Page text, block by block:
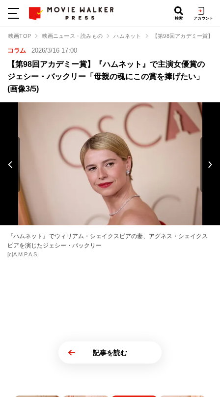
検索 アカウント
映画TOP 映画ニュース・読みもの ハムネット 【第98回アカデミー賞】
コラム 2026/3/16 17:00
【第98回アカデミー賞】『ハムネット』で主演女優賞の
ジェシー・バックリー「母親の魂にこの賞を捧げたい」
(画像3/5)
『ハムネット』でウィリアム・シェイクスピアの妻、アグネス・シェイクス
ピアを演じたジェシー・バックリー
[c]A.M.P.A.S.
記事を読む